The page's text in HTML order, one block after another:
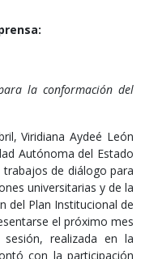
la conformación del
Viridiana Aydeé León
Autónoma del Estado
de diálogo para
universitarias y de la
del Plan Institucional de
el próximo mes
realizada en la
con la participación